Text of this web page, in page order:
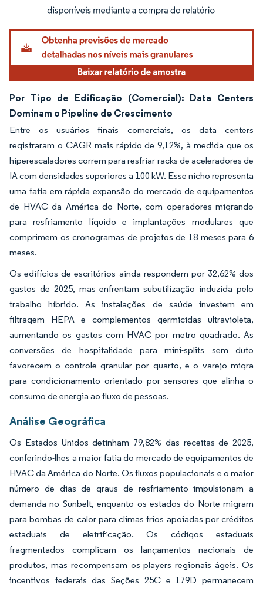
Por Tipo de Edificação (Comercial): Data Centers
Dominam o Pipeline de Crescimento
Entre os usuários finais comerciais, os data centers
registraram o CAGR mais rápido de 9,12%, à medida que os
hiperescaladores correm para resfriar racks de aceleradores de
IA com densidades superiores a 100 kW. Esse nicho representa
uma fatia em rápida expansão do mercado de equipamentos
de HVAC da América do Norte, com operadores migrando
para resfriamento líquido e implantações modulares que
comprimem os cronogramas de projetos de 18 meses para 6
meses.
Os edifícios de escritórios ainda respondem por 32,62% dos
gastos de 2025, mas enfrentam subutilização induzida pelo
trabalho híbrido. As instalações de saúde investem em
filtragem HEPA e complementos germicidas ultravioleta,
aumentando os gastos com HVAC por metro quadrado. As
conversões de hospitalidade para mini-splits sem duto
favorecem o controle granular por quarto, e o varejo migra
para condicionamento orientado por sensores que alinha o
consumo de energia ao fluxo de pessoas.
Análise Geográfica
Os Estados Unidos detinham 79,82% das receitas de 2025,
conferindo-lhes a maior fatia do mercado de equipamentos de
HVAC da América do Norte. Os fluxos populacionais e o maior
número de dias de graus de resfriamento impulsionam a
demanda no Sunbelt, enquanto os estados do Norte migram
para bombas de calor para climas frios apoiadas por créditos
estaduais de eletrificação. Os códigos estaduais
fragmentados complicam os lançamentos nacionais de
produtos, mas recompensam os players regionais ágeis. Os
incentivos federais das Seções 25C e 179D permanecem